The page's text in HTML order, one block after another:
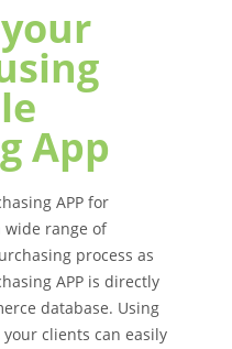
App
APP for
wide range of
process as
APP is directly
database. Using
your clients can easily